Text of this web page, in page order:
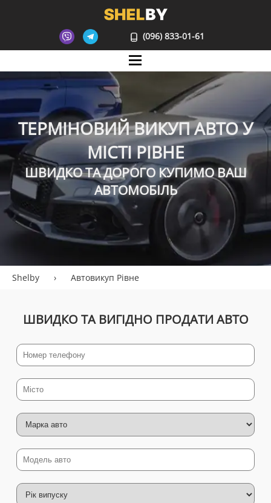
(096) 833-01-61
Mane
ТЕРМІНОВИЙ ВИКУП АВТО У
МІСТІ РІВНЕ
ШВИДКО ТА ДОРОГО КУПИМО ВАШ
АВТОМОБІЛЬ
Shelby › Автовикуп Рівне
ШВИДКО ТА ВИГІДНО ПРОДАТИ АВТО